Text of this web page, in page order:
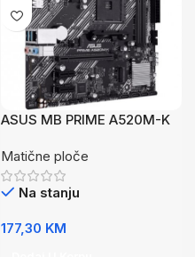
ASUS MB PRIME A520M-K
Matične ploče
Na stanju
177,30 KM